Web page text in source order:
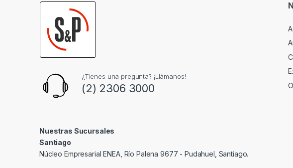
¿Tienes una pregunta? ¡Llámanos!
(2) 2306 3000
Nuestras Sucursales
Santiago
Núcleo Empresarial ENEA, Río Palena 9677 - Pudahuel, Santiago.